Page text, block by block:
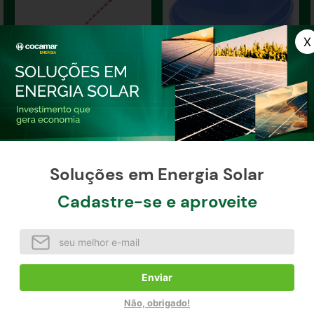
Soluções em Energia Solar
Cadastre-se e aproveite
Enviar
Não, obrigado!
anos, hoje a empresa é a maior fabricante de acessórios
e internacional. Os produtos são desenvolvidos
e externo, o portfólio amplo contempla comedouros,
caixas de transporte, dentre outros.
feito a alegria não só dos animaizinhos de estimação
Fina (10mm) para Cães
R$19,90
à vista / unidade
Comedouro Plástico Prime
para Gatos 200 ml
R$ 14,90
à vista / unidade